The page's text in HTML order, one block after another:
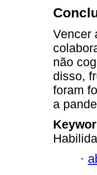
Vencer
não
disso,
foram
a
·